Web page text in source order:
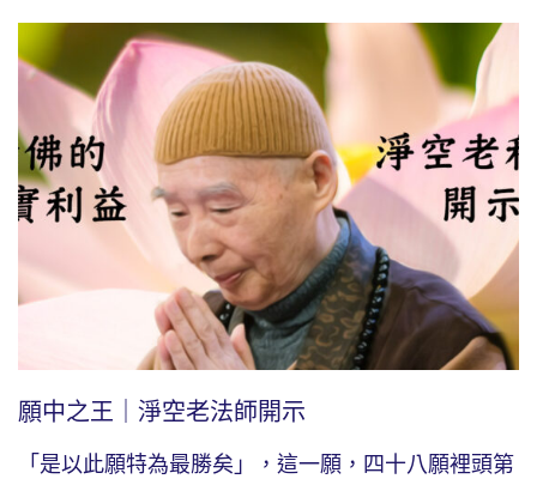
願中之王｜淨空老法師開示
「是以此願特為最勝矣」，這一願，四十八願裡頭第